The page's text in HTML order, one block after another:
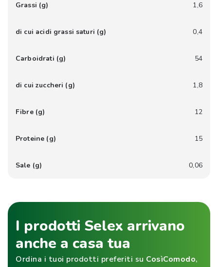
Grassi (g) 1,6
di cui acidi grassi saturi (g) 0,4
Carboidrati (g) 54
di cui zuccheri (g) 1,8
Fibre (g) 12
Proteine (g) 15
Sale (g) 0,06
I prodotti Selex arrivano
anche a casa tua
Ordina i tuoi prodotti preferiti su CosìComodo,